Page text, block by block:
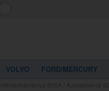
VOLVO FORD/MERCURY